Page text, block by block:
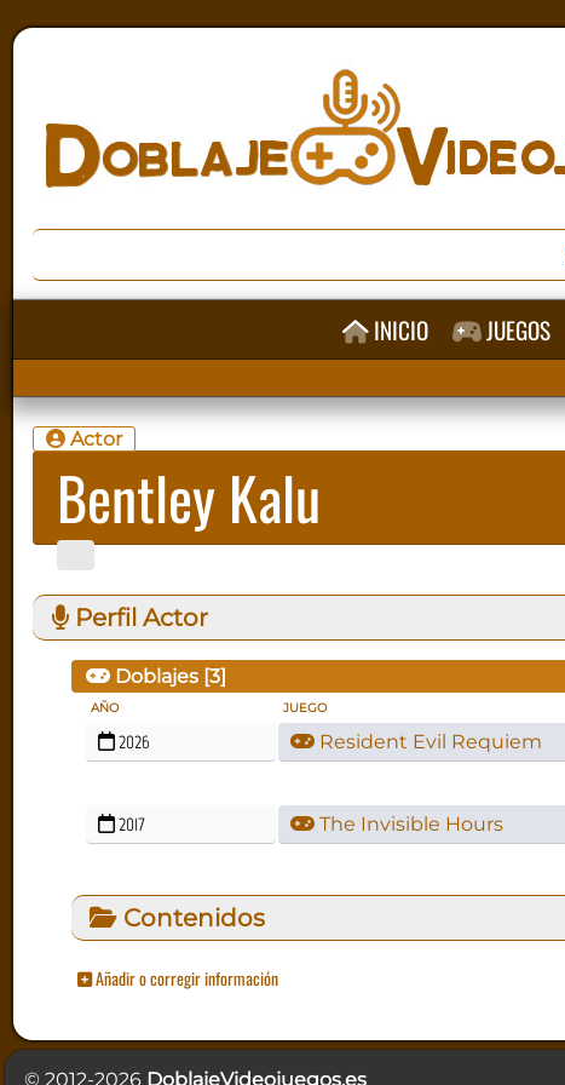
INICIO JUEGOS
Actor
Bentley Kalu
Perfil Actor
Doblajes [3]
AÑO JUEGO
2026 Resident Evil Requiem
2017 The Invisible Hours
Contenidos
Añadir o corregir información
© 2012-2026 DoblajeVideojuegos.es